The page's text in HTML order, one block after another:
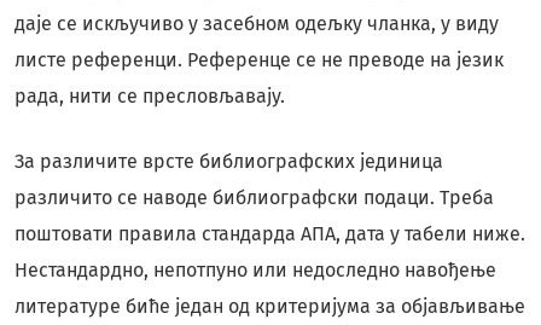
даје се искључиво у засебном одељку чланка, у виду
листе референци. Референце се не преводе на језик
рада, нити се пресловљавају.
За различите врсте библиографских јединица
различито се наводе библиографски подаци. Треба
поштовати правила стандарда АПА, дата у табели ниже.
Нестандардно, непотпуно или недоследно навођење
литературе биће један од критеријума за објављивање